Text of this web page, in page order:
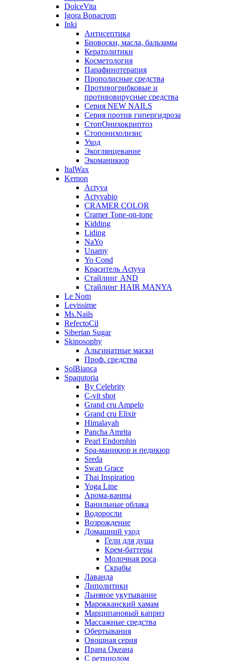
DolceVita
Igora Bonacrom
Inki
Антисептика
Биовоски, масла, бальзамы
Кератолитики
Косметология
Парафинотерапия
Прополисные средства
Противогрибковые и
противовирусные средства
Серия NEW NAILS
Серия против гипергидроза
СтопОнихокриптоз
Стопонихолизис
Уход
Экоглянцевание
Экоманикюр
ItalWax
Kemon
Actyva
Actyvabio
CRAMER COLOR
Cramer Tone-on-tone
Kidding
Liding
NaYo
Unamy
Yo Cond
Краситель Actyva
Стайлинг AND
Стайлинг HAIR MANYA
Le Nom
Levissime
Ms.Nails
RefectoCil
Siberian Sugar
Skinosophy
Альгинатные маски
Проф. средства
SolBianca
Spaqutoria
By Celebrity
C-vit shot
Grand cru Ampelo
Grand сru Elixir
Himalayah
Pancha Amrita
Pearl Endorphin
Spa-маникюр и педикюр
Sreda
Swan Grace
Thai Inspiration
Yoga Line
Арома-ванны
Ванильные облака
Водоросли
Возрождение
Домашний уход
Гели для душа
Крем-баттеры
Молочная роса
Скрабы
Лаванда
Липолитики
Льняное укутывание
Марокканский хамам
Марципановый каприз
Массажные средства
Обертывания
Овощная серия
Прана Океана
С ретинолом